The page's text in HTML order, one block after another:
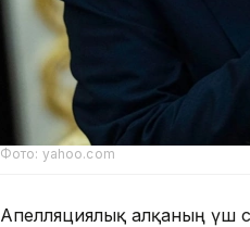
Фото: yahoo.com
Апелляциялық алқаның үш